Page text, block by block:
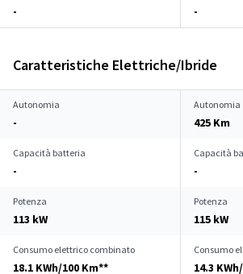
- -
Caratteristiche Elettriche/Ibride
Autonomia
-
Autonomia
425 Km
Capacità batteria
-
Capacità
-
Potenza
113 kW
Potenza
115 kW
Consumo elettrico combinato
18.1 KWh/100 Km**
Consumo
14.3